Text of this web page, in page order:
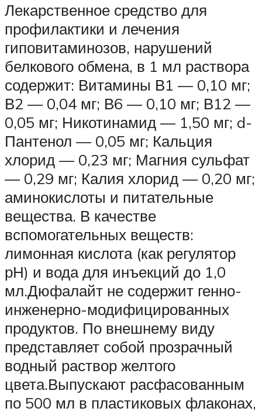
Лекарственное средство для
профилактики и лечения
гиповитаминозов, нарушений
белкового обмена, в 1 мл раствора
содержит: Витамины В1 — 0,10 мг;
В2 — 0,04 мг; В6 — 0,10 мг; В12 —
0,05 мг; Никотинамид — 1,50 мг; d-
Пантенол — 0,05 мг; Кальция
хлорид — 0,23 мг; Магния сульфат
— 0,29 мг; Калия хлорид — 0,20 мг;
аминокислоты и питательные
вещества. В качестве
вспомогательных веществ:
лимонная кислота (как регулятор
рН) и вода для инъекций до 1,0
мл.Дюфалайт не содержит генно-
инженерно-модифицированных
продуктов. По внешнему виду
представляет собой прозрачный
водный раствор желтого
цвета.Выпускают расфасованным
по 500 мл в пластиковых флаконах,